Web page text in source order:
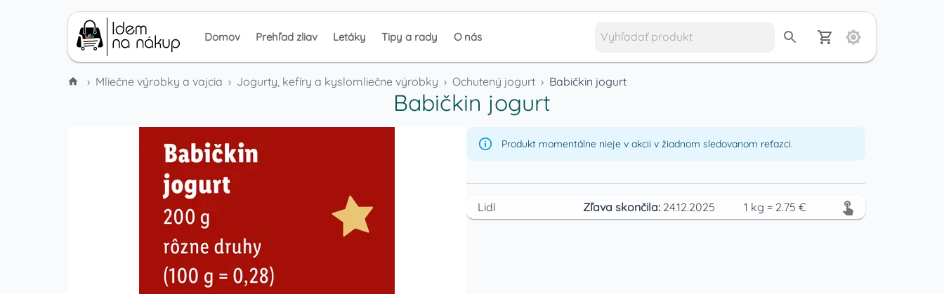
Domov Prehľad zliav Letáky Tipy a rady O nás
› Mliečne výrobky a vajcia › Jogurty, kefíry a kyslomliečne výrobky › Ochutený jogurt › Babičkin jogurt
Babičkin jogurt
Produkt momentálne nieje v akcii v žiadnom sledovanom reťazci.
Lidl Zľava skončila: 24.12.2025 1 kg = 2.75 €